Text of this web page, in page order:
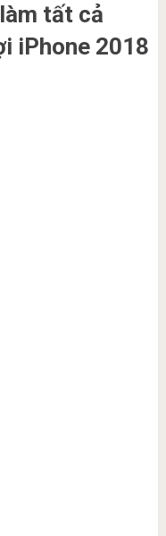
tất cả
iPhone 2018